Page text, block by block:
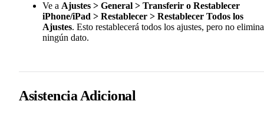
Ve a Ajustes > General > Transferir o Restablecer
iPhone/iPad > Restablecer > Restablecer Todos los
Ajustes. Esto restablecerá todos los ajustes, pero no
ningún dato.
Asistencia Adicional